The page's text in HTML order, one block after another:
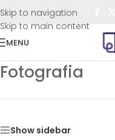
Skip to navigation
Skip to main content
FRETE GRÁTIS
MENU
Fotografia
Show sidebar